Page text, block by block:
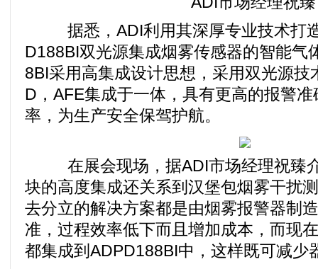
据悉，ADI利用其深厚专业技术打
D188BI双光源集成烟雾传感器的智能气
8BI采用高集成设计思想，采用双光源技
D，AFE集成于一体，具有更高的报警
率，为生产安全保驾护航。
在展会现场，据ADI市场经理祝臻
块的高度集成还关系到汉堡包烟雾干扰
去分立的解决方案都是由烟雾报警器制
准，过程效率低下而且增加成本，而现
都集成到ADPD188BI中，这样既可减少